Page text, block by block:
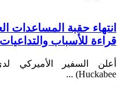
انتهاء حقبة المساعدات
قراءة للأسباب
Huckabee) ...